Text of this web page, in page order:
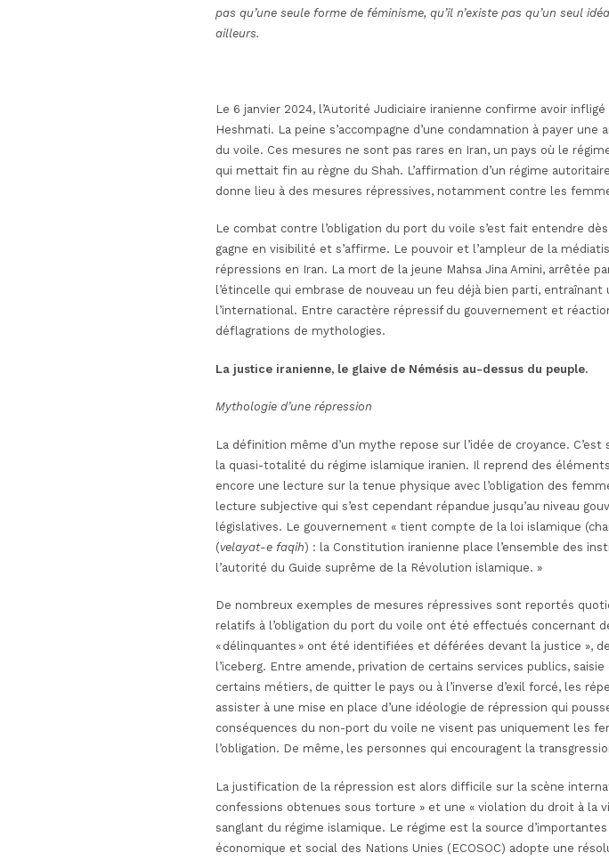
pas qu’une seule forme de féminisme, qu’il n’existe pas qu’un seul
ailleurs.
Le 6 janvier 2024, l’Autorité Judiciaire iranienne confirme avoir
Heshmati. La peine s’accompagne d’une condamnation à payer
du voile. Ces mesures ne sont pas rares en Iran, un pays où le
qui mettait fin au règne du Shah. L’affirmation d’un régime
donne lieu à des mesures répressives, notamment contre les
Le combat contre l’obligation du port du voile s’est fait entendre
gagne en visibilité et s’affirme. Le pouvoir et l’ampleur de la
répressions en Iran. La mort de la jeune Mahsa Jina Amini, arrêtée
l’étincelle qui embrase de nouveau un feu déjà bien parti,
l’international. Entre caractère répressif du gouvernement et
déflagrations de mythologies.
La justice iranienne, le glaive de Némésis au-dessus du peuple.
Mythologie d’une répression
La définition même d’un mythe repose sur l’idée de croyance.
la quasi-totalité du régime islamique iranien. Il reprend des
encore une lecture sur la tenue physique avec l’obligation des
lecture subjective qui s’est cependant répandue jusqu’au niveau
législatives. Le gouvernement « tient compte de la loi islamique
(velayat-e faqih) : la Constitution iranienne place l’ensemble des
l’autorité du Guide suprême de la Révolution islamique. »
De nombreux exemples de mesures répressives sont reportés
relatifs à l’obligation du port du voile ont été effectués concernant
« délinquantes » ont été identifiées et déférées devant la justice »,
l’iceberg. Entre amende, privation de certains services publics,
certains métiers, de quitter le pays ou à l’inverse d’exil forcé, les
assister à une mise en place d’une idéologie de répression qui
conséquences du non-port du voile ne visent pas uniquement les
l’obligation. De même, les personnes qui encouragent la
La justification de la répression est alors difficile sur la scène
confessions obtenues sous torture » et une « violation du droit à
sanglant du régime islamique. Le régime est la source
économique et social des Nations Unies (ECOSOC) adopte une